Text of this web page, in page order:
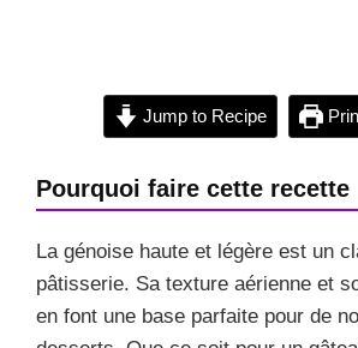
Jump to Recipe
Pourquoi faire cette recette
La génoise haute et légère est un
pâtisserie. Sa texture aérienne et
en font une base parfaite pour de